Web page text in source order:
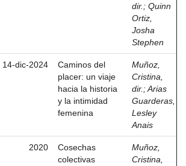
dir. ; Quinn
Ortiz,
Josha
Stephen
14-dic-2024
Caminos del
placer: un viaje
hacia la historia
y la intimidad
femenina
Muñoz,
Cristina,
dir. ;Arias
Guarderas,
Lesley
Anais
2020
Cosechas
colectivas
Muñoz,
Cristina,